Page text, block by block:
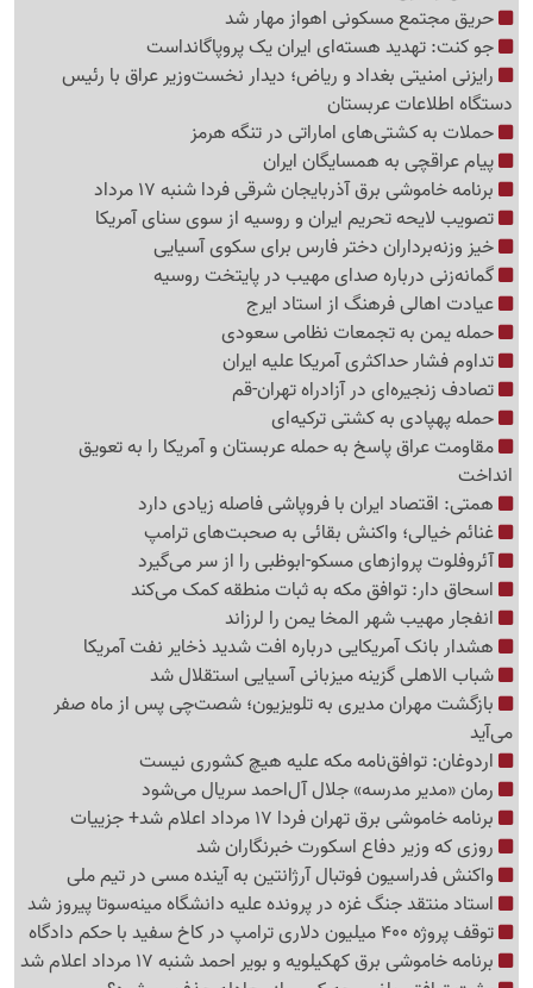
حریق مجتمع مسکونی اهواز مهار شد
جو کنت: تهدید هسته‌ای ایران یک پروپاگانداست
رایزنی امنیتی بغداد و ریاض؛ دیدار نخست‌وزیر عراق با رئیس
دستگاه اطلاعات عربستان
حملات به کشتی‌های اماراتی در تنگه هرمز
پیام عراقچی به همسایگان ایران
برنامه خاموشی برق آذربایجان شرقی فردا شنبه 17 مرداد
تصویب لایحه تحریم ایران و روسیه از سوی سنای آمریکا
خیز وزنه‌برداران دختر فارس برای سکوی آسیایی
گمانه‌زنی درباره صدای مهیب در پایتخت روسیه
عیادت اهالی فرهنگ از استاد ایرج
حمله یمن به تجمعات نظامی سعودی
تداوم فشار حداکثری آمریکا علیه ایران
تصادف زنجیره‌ای در آزادراه تهران-قم
حمله پهپادی به کشتی ترکیه‌ای
مقاومت عراق پاسخ به حمله عربستان و آمریکا را به تعویق
انداخت
همتی: اقتصاد ایران با فروپاشی فاصله زیادی دارد
غنائم خیالی؛ واکنش بقائی به صحبت‌های ترامپ
آئروفلوت پروازهای مسکو-ابوظبی را از سر می‌گیرد
اسحاق دار: توافق مکه به ثبات منطقه کمک می‌کند
انفجار مهیب شهر المخا یمن را لرزاند
هشدار بانک آمریکایی درباره افت شدید ذخایر نفت آمریکا
شباب الاهلی گزینه میزبانی آسیایی استقلال شد
بازگشت مهران مدیری به تلویزیون؛ شصت‌چی پس از ماه صفر
می‌آید
اردوغان: توافق‌نامه مکه علیه هیچ کشوری نیست
رمان «مدیر مدرسه» جلال آل‌احمد سریال می‌شود
برنامه خاموشی برق تهران فردا 17 مرداد اعلام شد+ جزییات
روزی که وزیر دفاع اسکورت خبرنگاران شد
واکنش فدراسیون فوتبال آرژانتین به آینده مسی در تیم ملی
استاد منتقد جنگ غزه در پرونده علیه دانشگاه مینه‌سوتا پیروز شد
توقف پروژه 400 میلیون دلاری ترامپ در کاخ سفید با حکم دادگاه
برنامه خاموشی برق کهکیلویه و بویر احمد شنبه 17 مرداد اعلام شد